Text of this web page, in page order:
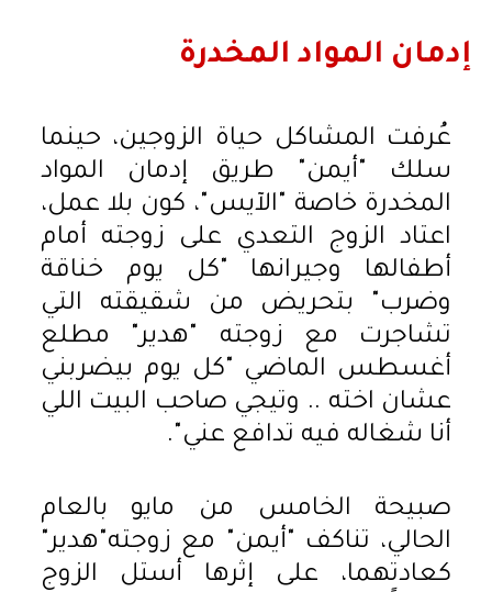
إدمان المواد المخدرة
عُرفت المشاكل حياة الزوجين، حينما
سلك "أيمن" طريق إدمان المواد
المخدرة خاصة "الآيس"، كون بلا عمل،
اعتاد الزوج التعدي على زوجته أمام
أطفالها وجيرانها "كل يوم خناقة
وضرب" بتحريض من شقيقته التي
تشاجرت مع زوجته "هدير" مطلع
أغسطس الماضي "كل يوم بيضربني
عشان اخته .. وتيجي صاحب البيت اللي
أنا شغاله فيه تدافع عني".
صبيحة الخامس من مايو بالعام
الحالي، تناكف "أيمن" مع زوجته"هدير"
كعادتهما، على إثرها أستل الزوج